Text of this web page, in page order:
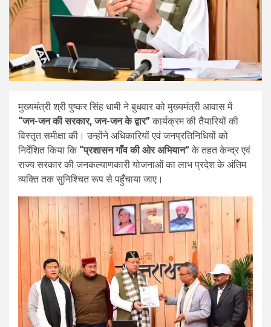
मुख्यमंत्री श्री पुष्कर सिंह धामी ने बुधवार को मुख्यमंत्री आवास में
“जन-जन की सरकार, जन-जन के द्वार” कार्यक्रम की तैयारियों की
विस्तृत समीक्षा की। उन्होंने अधिकारियों एवं जनप्रतिनिधियों को
निर्देशित किया कि “प्रशासन गाँव की ओर अभियान” के तहत केन्द्र एवं
राज्य सरकार की जनकल्याणकारी योजनाओं का लाभ प्रदेश के अंतिम
व्यक्ति तक सुनिश्चित रूप से पहुँचाया जाए।